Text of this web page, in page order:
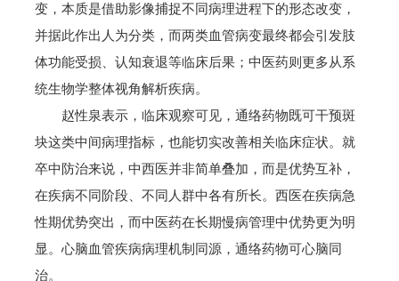
变，本质是借助影像捕捉不同病理进程下的形态改变，
并据此作出人为分类，而两类血管病变最终都会引发肢
体功能受损、认知衰退等临床后果；中医药则更多从系
统生物学整体视角解析疾病。
赵性泉表示，临床观察可见，通络药物既可干预斑
块这类中间病理指标，也能切实改善相关临床症状。就
卒中防治来说，中西医并非简单叠加，而是优势互补，
在疾病不同阶段、不同人群中各有所长。西医在疾病急
性期优势突出，而中医药在长期慢病管理中优势更为明
显。心脑血管疾病病理机制同源，通络药物可心脑同
治。